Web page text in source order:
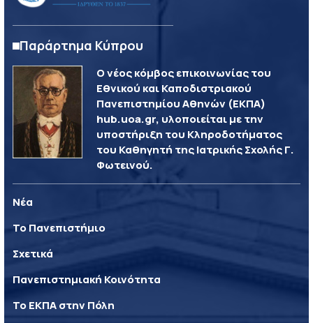
Παράρτημα Κύπρου
Ο νέος κόμβος επικοινωνίας του
Εθνικού και Καποδιστριακού
Πανεπιστημίου Αθηνών (ΕΚΠΑ)
hub.uoa.gr, υλοποιείται με την
υποστήριξη του Κληροδοτήματος
του Καθηγητή της Ιατρικής Σχολής Γ.
Φωτεινού.
Νέα
Το Πανεπιστήμιο
Σχετικά
Πανεπιστημιακή Κοινότητα
Το ΕΚΠΑ στην Πόλη